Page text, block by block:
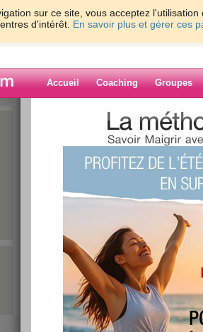
sur ce site, vous acceptez
d'intérêt. En savoir plus et gérer ces
Accueil Coaching Groupes
>
Blog de tikki54
21 - 30 31 - 40 41 - 45 »
‹ Préc. 21 22 23 24 25
Crise de nerfs en
publié le 10/10/2012 à 15:06
C'est rare mais deuxième article de la journée juste